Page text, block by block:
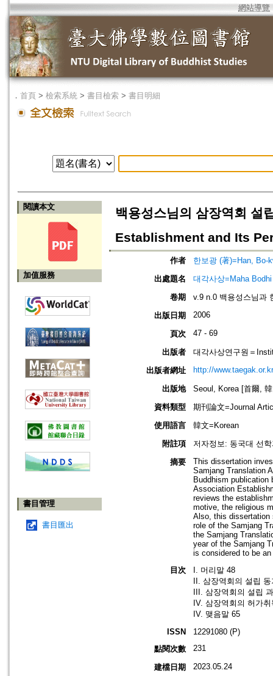
網站導覽
． 首頁 > 檢索系統 > 書目檢索 > 書目明細
閱讀本文
加值服務
書目管理
書目匯出
백용성스님의 삼장역회
Establishment and Its
作者
한보광 (著)=Han, Bo-
出處題名
대각사상=Maha
卷期
v.9 n.0 백용성스님과
出版日期
2006
頁次 47 - 69
出版者
대각사상연구원＝
出版者網址
http://
出版地
Seoul, Korea [首爾,
資料類型
期刊論文=Journal
使用語言
韓文=Korean
附註項
저자정보: 동국대 선
摘要
This dissertation
Samjang Translation
Buddhism
Association
reviews the
motive, the religious
Also, this dissertation
role of the Samjang
the Samjang
year of the Samjang
is considered to be
目次
I. 머리말 48
II. 삼장역회의 설립
III. 삼장역회의 설립
IV. 삼장역회의 허가
IV. 맺음말 65
ISSN
12291080 (P)
點閱次數
231
建檔日期 2023.05.24